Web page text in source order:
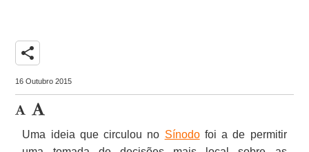
share
16 Outubro 2015
Uma ideia que circulou no Sínodofoi a de permitir